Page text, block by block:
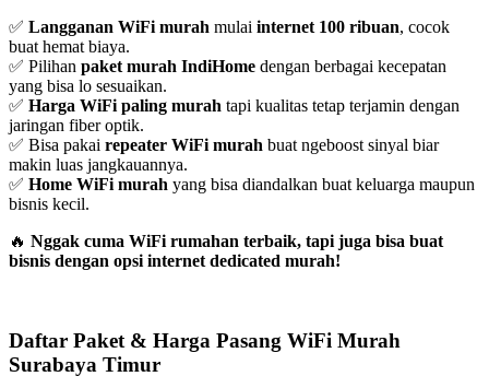
✅ Langganan WiFi murah mulai internet 100 ribuan, cocok
buat hemat biaya.
✅ Pilihan paket murah IndiHome dengan berbagai kecepatan
yang bisa lo sesuaikan.
✅ Harga WiFi paling murah tapi kualitas tetap terjamin dengan
jaringan fiber optik.
✅ Bisa pakai repeater WiFi murah buat ngeboost sinyal biar
makin luas jangkauannya.
✅ Home WiFi murah yang bisa diandalkan buat keluarga maupun
bisnis kecil.
🔥 Nggak cuma WiFi rumahan terbaik, tapi juga bisa buat
bisnis dengan opsi internet dedicated murah!
Daftar Paket & Harga Pasang WiFi Murah
Surabaya Timur